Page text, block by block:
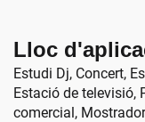
Lloc
Estudi Dj, Concert,
Estació de televisió,
comercial,